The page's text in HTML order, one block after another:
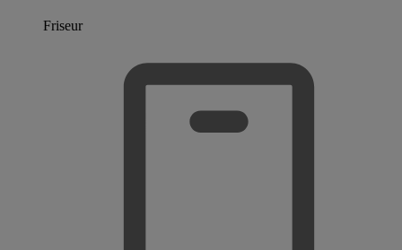
Friseur